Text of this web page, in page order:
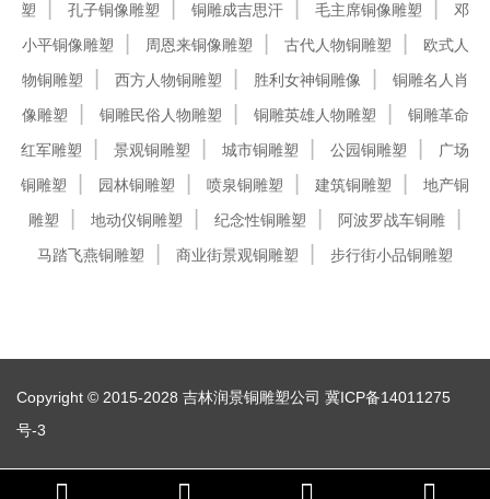
塑
孔子铜像雕塑 铜雕成吉思汗 毛主席铜像雕塑
邓
小平铜像雕塑
周恩来铜像雕塑 古代人物铜雕塑
欧式人
物铜雕塑
西方人物铜雕塑 胜利女神铜雕像
铜雕名人肖
像雕塑
铜雕民俗人物雕塑 铜雕英雄人物雕塑
铜雕革命
红军雕塑
景观铜雕塑 城市铜雕塑 公园铜雕塑
广场
铜雕塑
园林铜雕塑 喷泉铜雕塑 建筑铜雕塑
地产铜
雕塑
地动仪铜雕塑 纪念性铜雕塑
阿波罗战车铜雕
马踏飞燕铜雕塑
商业街景观铜雕塑 步行街小品铜雕塑
Copyright © 2015-2028 吉林润景铜雕塑公司 冀ICP备14011275
号-3